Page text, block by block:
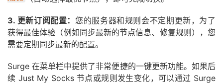
3. 更新订阅配置： 您的服务器和规则会不定期更新，为了
获得最佳体验（例如同步最新的节点信息、修复规则），您
需要定期同步最新的配置。
Surge 在菜单栏中提供了非常便捷的一键更新功能。如果后
续 Just My Socks 节点或规则发生变化，可以通过 Surge